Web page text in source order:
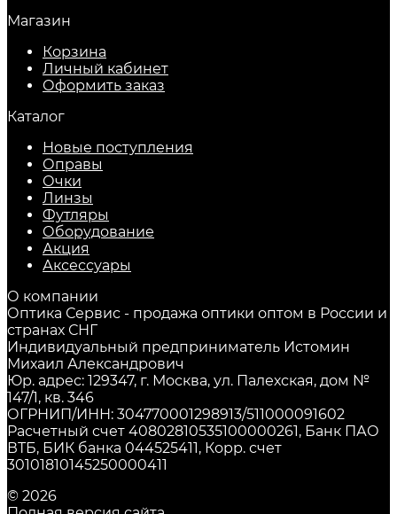
Магазин
Корзина
Личный кабинет
Оформить заказ
Каталог
Новые поступления
Оправы
Очки
Линзы
Футляры
Оборудование
Акция
Аксессуары
О компании
Оптика Сервис - продажа оптики оптом в России и
странах СНГ
Индивидуальный предприниматель Истомин
Михаил Александрович
Юр. адрес: 129347, г. Москва, ул. Палехская, дом №
147/1, кв. 346
ОГРНИП/ИНН: 304770001298913/511000091602
Расчетный счет 40802810535100000261, Банк ПАО
ВТБ, БИК банка 044525411, Корр. счет
30101810145250000411
© 2026